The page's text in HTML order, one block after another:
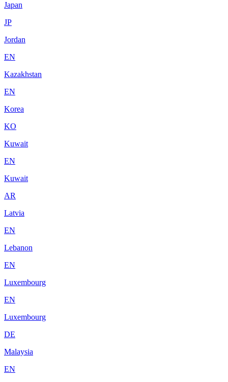
Japan
JP
Jordan
EN
Kazakhstan
EN
Korea
KO
Kuwait
EN
Kuwait
AR
Latvia
EN
Lebanon
EN
Luxembourg
EN
Luxembourg
DE
Malaysia
EN